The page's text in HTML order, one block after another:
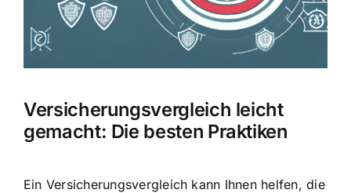
Hausratversicherung
Berufsunfähigkeitsversicherung
Weitere Tarifvergleiche
Versicherungsvergleich leicht
gemacht: Die besten Praktiken
Ein Versicherungsvergleich kann Ihnen helfen, die